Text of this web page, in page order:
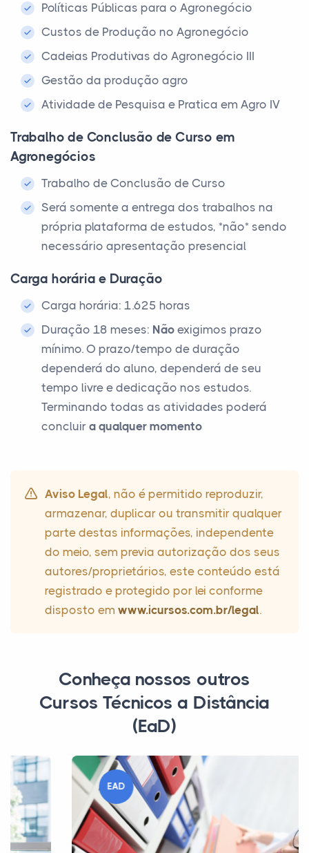
Políticas Públicas para o Agronegócio
Custos de Produção no Agronegócio
Cadeias Produtivas do Agronegócio III
Gestão da produção agro
Atividade de Pesquisa e Pratica em Agro IV
Trabalho de Conclusão de Curso em
Agronegócios
Trabalho de Conclusão de Curso
Será somente a entrega dos trabalhos na
própria plataforma de estudos, *não* sendo
necessário apresentação presencial
Carga horária e Duração
Carga horária: 1.625 horas
Duração 18 meses: Não exigimos prazo
mínimo. O prazo/tempo de duração
dependerá do aluno, dependerá de seu
tempo livre e dedicação nos estudos.
Terminando todas as atividades poderá
concluir a qualquer momento
Aviso Legal, não é permitido reproduzir,
armazenar, duplicar ou transmitir qualquer
parte destas informações, independente
do meio, sem previa autorização dos seus
autores/proprietários, este conteúdo está
registrado e protegido por lei conforme
disposto em www.icursos.com.br/legal.
Conheça nossos outros
Cursos Técnicos a Distância
(EaD)